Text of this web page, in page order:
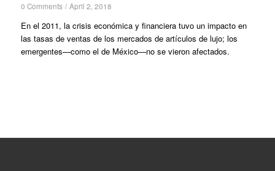
0 Comments / April 2, 2018
En el 2011, la crisis económica y financiera tuvo un impacto en
las tasas de ventas de los mercados de artículos de lujo; los
emergentes—como el de México—no se vieron afectados.